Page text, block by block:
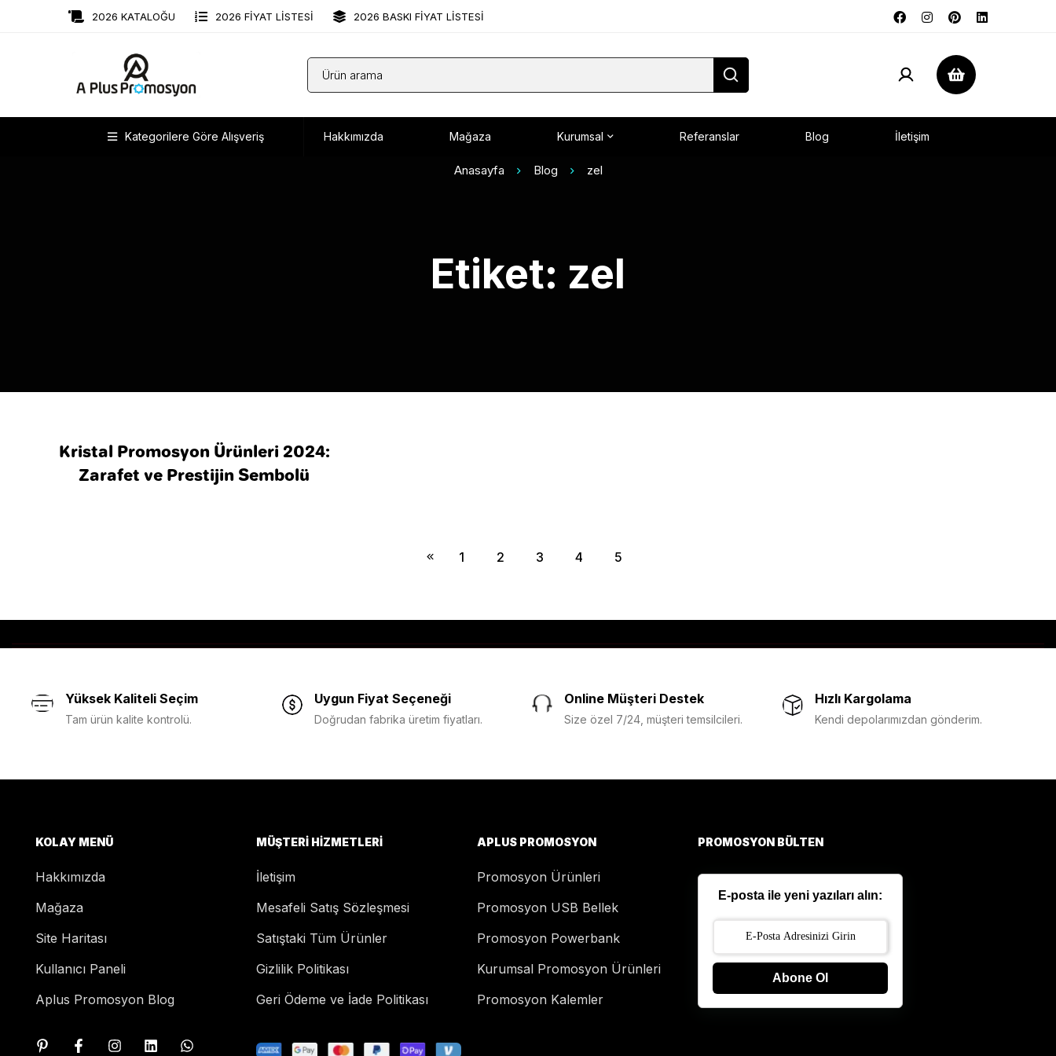
2026 KATALOĞU 2026 FİYAT LİSTESİ 2026 BASKI FİYAT LİSTESİ
Kategorilere Göre Alışveriş Hakkımızda Mağaza Kurumsal Referanslar Blog İletişim
Anasayfa Blog zel
Etiket: zel
Kristal Promosyon Ürünleri 2024:
Zarafet ve Prestijin Sembolü
1 2 3 4 5
Yüksek Kaliteli Seçim
Tam ürün kalite kontrolü.
Uygun Fiyat Seçeneği
Doğrudan fabrika üretim fiyatları.
Online Müşteri Destek
Size özel 7/24, müşteri temsilcileri.
Hızlı Kargolama
Kendi depolarımızdan gönderim.
KOLAY MENÜ
Hakkımızda
Mağaza
Site Haritası
Kullanıcı Paneli
Aplus Promosyon Blog
MÜŞTERI HIZMETLERI
İletişim
Mesafeli Satış Sözleşmesi
Satıştaki Tüm Ürünler
Gizlilik Politikası
Geri Ödeme ve İade Politikası
APLUS PROMOSYON
Promosyon Ürünleri
Promosyon USB Bellek
Promosyon Powerbank
Kurumsal Promosyon Ürünleri
Promosyon Kalemler
PROMOSYON BÜLTEN
E-posta ile yeni yazıları alın:
Abone Ol